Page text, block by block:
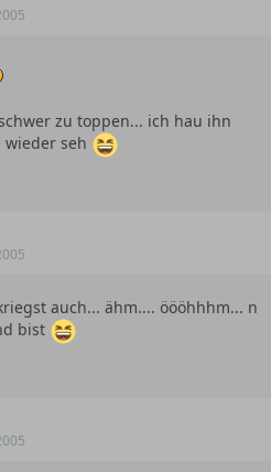
zu toppen... ich hau ihn
seh
auch... ähm.... öööhhhm... n
bist